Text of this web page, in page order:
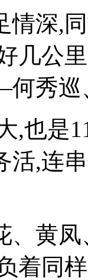
深,同
几公
秀巡
是11
活,连
黄凤
着同